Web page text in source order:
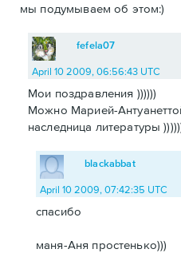
мы подумываем об этом:)
fefela07
April 10 2009, 06:56:43 UTC
Мои поздравления ))))))
Можно Марией-
наследница литературы
blackabbat
April 10 2009, 07:42:35 UTC
спасибо
маня-Аня простенько)))